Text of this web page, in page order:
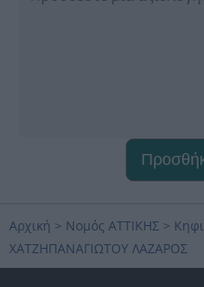
Αρχική > Νομός ΑΤΤΙΚΗΣ >
ΧΑΤΖΗΠΑΝΑΓΙΩΤΟΥ ΛΑΖΑΡΟΣ